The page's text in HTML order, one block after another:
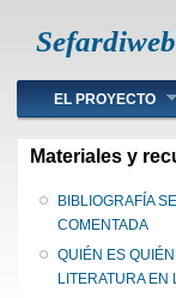
Sefardiweb
Main menu
EL PROYECTO
Materiales y
BIBLIOGRAFÍA
COMENTADA
QUIÉN ES
LITERATURA EN